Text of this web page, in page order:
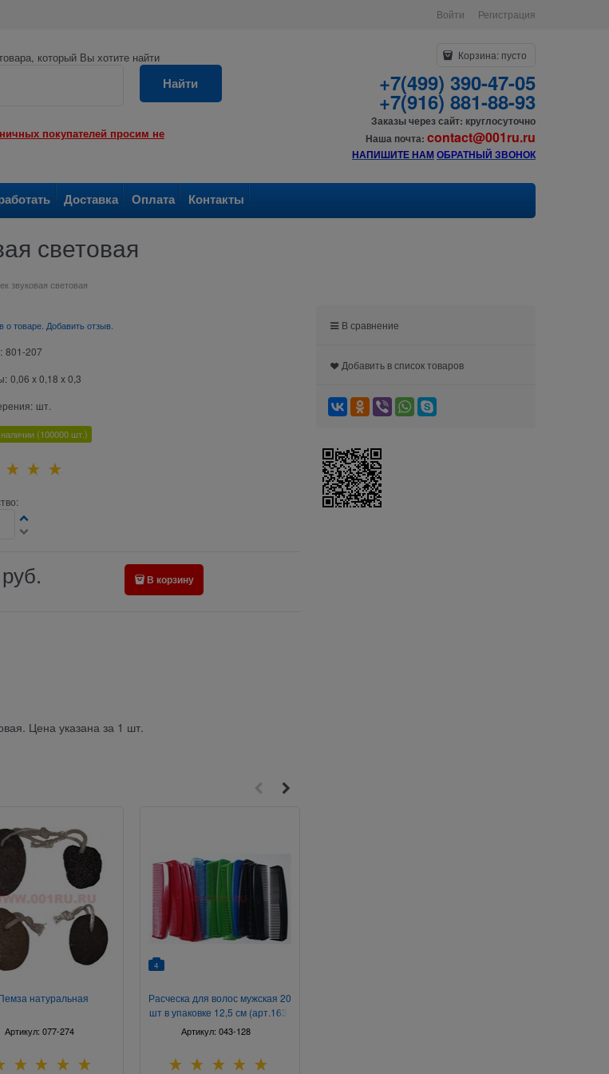
Войти Регистрация
который Вы хотите найти
Найти
покупателей просим не
Корзина: пусто
+7(499) 390-47-05
+7(916) 881-88-93
Заказы через сайт: круглосуточно
Наша почта: contact@001ru.ru
НАПИШИТЕ НАМОБРАТНЫЙ ЗВОНОК
Доставка Оплата Контакты
световая
звуковая световая
о товаре. Добавить отзыв.
801-207
0,06 x 0,18 x 0,3
шт.
(100000 шт.)
руб. В корзину
Цена указана за 1 шт.
натуральная
Артикул: 077-274
4
Расческа для волос мужская 20
шт в упаковке 12,5 см (арт.163-
20)
Артикул: 043-128
В сравнение
Добавить в список товаров